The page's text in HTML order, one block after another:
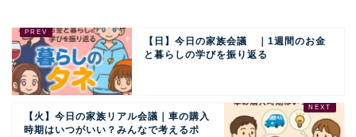
【日】今日の家族会議 ｜1週間のお金
と暮らしの学びを振り返る
【火】今日の家族リアル会議｜車の購入
時期はいつがいい？みんなで考えるポ